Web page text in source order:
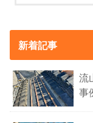
新着記事
流
事